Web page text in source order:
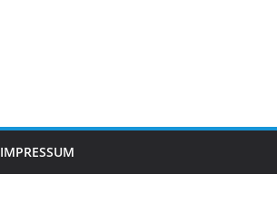
IMPRESSUM